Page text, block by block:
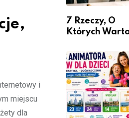
i
miejscu
dla
7 Rzeczy, O
Których
Remontem
Mieszkania